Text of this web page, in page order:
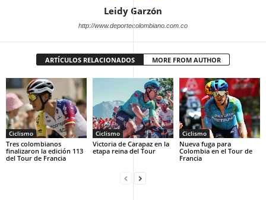
Leidy Garzón
http://www.deportecolombiano.com.co
ARTÍCULOS RELACIONADOS MORE FROM AUTHOR
Ciclismo
Tres colombianos
finalizaron la edición 113
del Tour de Francia
Ciclismo
Victoria de Carapaz en la
etapa reina del Tour
Ciclismo
Nueva fuga para
Colombia en el Tour de
Francia